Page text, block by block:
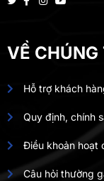
VỀ CHÚNG
Hỗ trợ khách
Quy định, chính
Điều khoản hoạt
Câu hỏi thường